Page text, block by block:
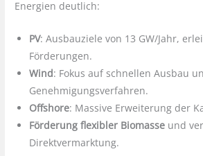
Energien deutlich:
PV: Ausbauziele von 13 GW/Jahr,
Förderungen.
Wind: Fokus auf schnellen Ausbau
Genehmigungsverfahren.
Offshore: Massive Erweiterung der
Förderung flexibler Biomasseund
Direktvermarktung.